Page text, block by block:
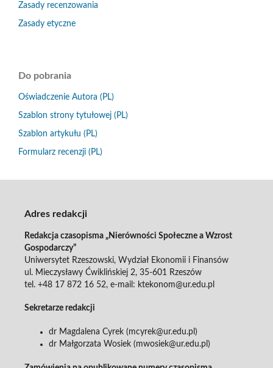
Zasady recenzowania
Zasady etyczne
Do pobrania
Oświadczenie Autora (PL)
Szablon strony tytułowej (PL)
Szablon artykułu (PL)
Formularz recenzji (PL)
Adres redakcji
Redakcja czasopisma „Nierówności Społeczne a Wzrost
Gospodarczy”
Uniwersytet Rzeszowski, Wydział Ekonomii i Finansów
ul. Mieczysławy Ćwiklińskiej 2, 35-601 Rzeszów
tel. +48 17 872 16 52, e-mail: ktekonom@ur.edu.pl
Sekretarze redakcji
dr Magdalena Cyrek (mcyrek@ur.edu.pl)
dr Małgorzata Wosiek (mwosiek@ur.edu.pl)